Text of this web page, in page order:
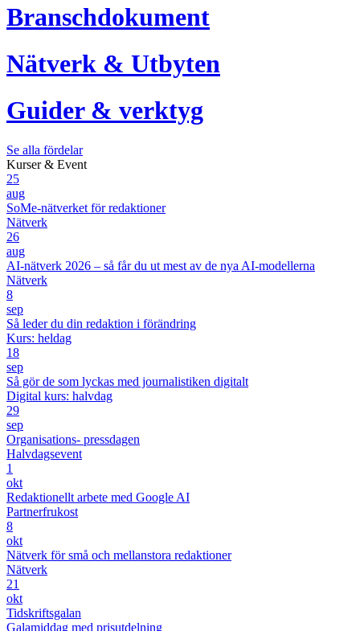
Branschdokument
Nätverk & Utbyten
Guider & verktyg
Se alla fördelar
Kurser & Event
25
aug
SoMe-nätverket för redaktioner
Nätverk
26
aug
AI-nätverk 2026 – så får du ut mest av de nya AI-modellerna
Nätverk
8
sep
Så leder du din redaktion i förändring
Kurs: heldag
18
sep
Så gör de som lyckas med journalistiken digitalt
Digital kurs: halvdag
29
sep
Organisations- pressdagen
Halvdagsevent
1
okt
Redaktionellt arbete med Google AI
Partnerfrukost
8
okt
Nätverk för små och mellanstora redaktioner
Nätverk
21
okt
Tidskriftsgalan
Galamiddag med prisutdelning